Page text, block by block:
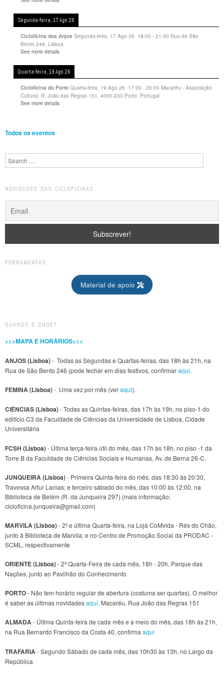
Segunda-feira, 17 Ago 26
Cicloficina dos Anjos Segunda-feira, 17 Ago 26 18:00 - 21:00 Rua de São
Bento 246, Lisboa
See more details
Quarta-feira, 19 Ago 26
Cicloficina do Porto Quarta-feira, 19 Ago 26 17:00 - 20:00 Macaréu - Associação
Cultural, R. João das Regras 151, 4000-233 Porto, Portugal
See more details
Todos os eventos
Search
NOVIDADES DAS CICLOFICINAS
FERRAMENTAS
Material de apoio
QUANDO E ONDE?
>>>MAPA E HORÁRIOS<<<
ANJOS (Lisboa)- Todas as Segundas e Quartas-feiras, das 18h às 21h, na
Rua de São Bento 246 (pode fechar em dias festivos, confirmaraqui.
FEMINA (Lisboa)- Uma vez por mês (veraqui).
CIÊNCIAS (Lisboa)- Todas as Quintas-feiras, das 17h às 19h, no piso-1 do
edifício C3 da Faculdade de Ciências da Universidade de Lisboa, Cidade
Universitária
FCSH (Lisboa)- Última terça-feira útil do mês, das 17h às 18h, no piso -1 da
Torre B da Faculdade de Ciências Sociais e Humanas, Av. de Berna 26-C.
JUNQUEIRA (Lisboa)- Primeira Quinta-feira do mês, das 18:30 às 20:30,
Travessa Artur Lamas; e terceiro sábado do mês, das 10:00 às 12:00, na
Biblioteca de Belém (R. da Junqueira 297) (mais informação:
cicloficina.junqueira@gmail.com)
MARVILA (Lisboa)- 2ª e última Quarta-feira, na Loja CoMvida - Rés do Chão,
junto à Biblioteca de Marvila; e no Centro de Promoção Social da PRODAC -
SCML, respectivamente
ORIENTE (Lisboa)- 2ª Quarta-Feira de cada mês, 18h - 20h, Parque das
Nações, junto ao Pavilhão do Conhecimento
PORTO- Não tem horário regular de abertura (costuma ser quartas). O melhor
é saber as últimas novidadesaqui. Macaréu, Rua João das Regras 151
ALMADA- Última Quinta-feira de cada mês e a meio do mês, das 18h às 21h,
na Rua Bernardo Francisco da Costa 40, confirmaaqui
TRAFARIA- Segundo Sábado de cada mês, das 10h30 às 13h, no Largo da
República